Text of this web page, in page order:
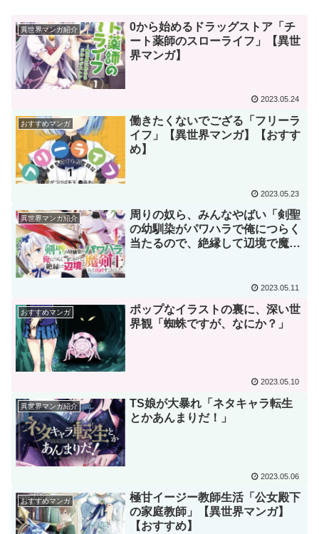
異世界マンガ紹介
0から始めるドラッグストア「チ
ート薬師のスローライフ」【異世
界マンガ】
2023.05.24
おすすめマンガ
働きたくないでござる「フリーラ
イフ」【異世界マンガ】【おすす
め】
2023.05.23
異世界マンガ紹介
周りの奴ら、みんなやばい「剣聖
の幼馴染がパワハラで俺につらく
当たるので、絶縁して辺境で魔剣
2023.05.11
おすすめマンガ
ポップなイラストの裏に、深い世
界観「蜘蛛ですが、なにか？」
2023.05.10
異世界マンガ紹介
TS娘が大暴れ「ネタキャラ転生
とかあんまりだ！」
2023.05.06
おすすめマンガ
極甘イージー教師生活「公女殿下
の家庭教師」【異世界マンガ】
【おすすめ】